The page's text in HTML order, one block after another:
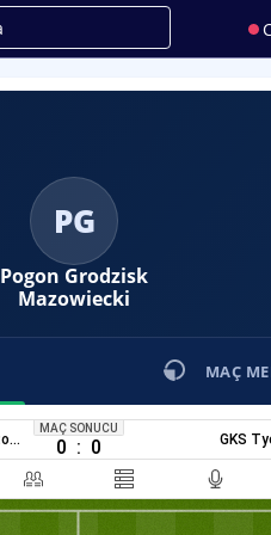
PG
Pogon Grodzisk
Mazowiecki
MAÇ
Pogon Grodzisk Mazowiecki
MAÇ SONUCU
0 : 0 GKS